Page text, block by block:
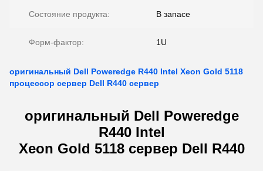
Состояние продукта: В запасе
Форм-фактор: 1U
оригинальный Dell Poweredge R440 Intel Xeon Gold 5118
процессор сервер Dell R440 сервер
оригинальный Dell Poweredge
R440 Intel
Xeon Gold 5118 сервер Dell R440